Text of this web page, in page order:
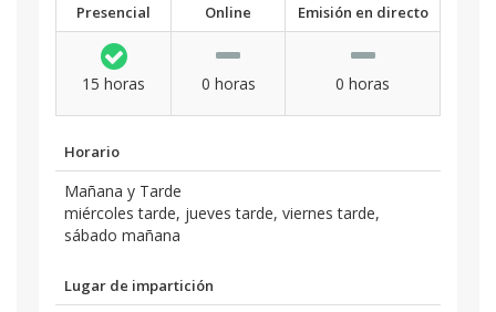
Presencial Online Emisión en directo
15 horas 0 horas 0 horas
Horario
Mañana y Tarde
miércoles tarde, jueves tarde, viernes tarde,
sábado mañana
Lugar de impartición